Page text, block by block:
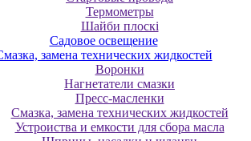
Термометры
Шайби плоскі
Садовое освещение
замена технических жидкостей
Воронки
Нагнетатели смазки
Пресс-масленки
Смазка, замена технических жидкостей
Устроиства и емкости для сбора масла